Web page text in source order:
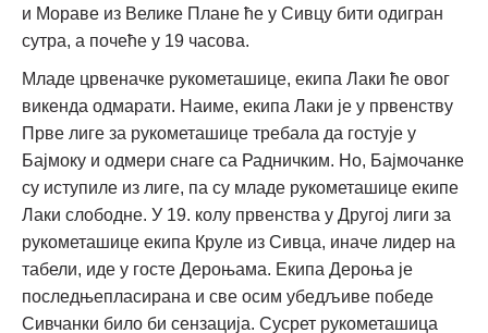
и Мораве из Велике Плане ће у Сивцу бити одигран
сутра, а почеће у 19 часова.
Младе црвеначке рукометашице, екипа Лаки ће овог
викенда одмарати. Наиме, екипа Лаки је у првенству
Прве лиге за рукометашице требала да гостује у
Бајмоку и одмери снаге са Радничким. Но, Бајмочанке
су иступиле из лиге, па су младе рукометашице екипе
Лаки слободне. У 19. колу првенства у Другој лиги за
рукометашице екипа Круле из Сивца, иначе лидер на
табели, иде у госте Дероњама. Екипа Дероња је
последњепласирана и све осим убедљиве победе
Сивчанки било би сензација. Сусрет рукометашица